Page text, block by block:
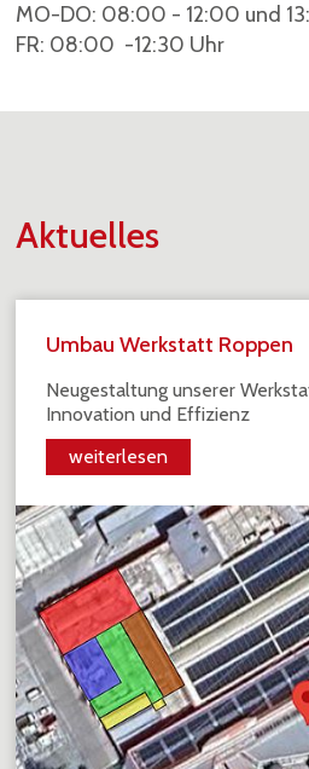
MO-DO: 08:00 - 12:00 und
FR: 08:00 -12:30 Uhr
Aktuelles
Umbau Werkstatt Roppen
Neugestaltung unserer
Innovation und Effizienz
weiterlesen